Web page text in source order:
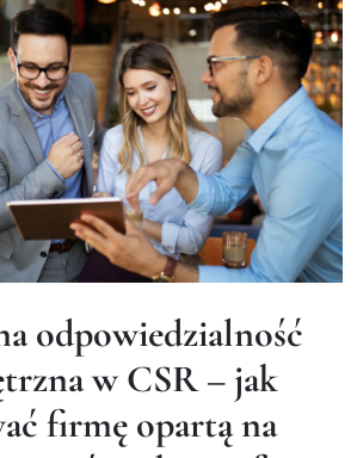
odpowiedzialność
w CSR – jak
firmę opartą na